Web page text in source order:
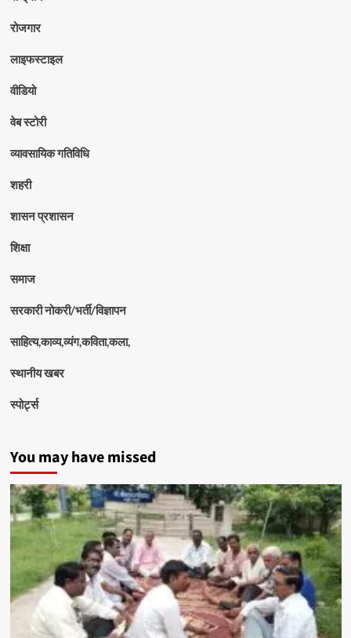
रोजगार
लाइफस्टाइल
वीडियो
वेब स्टोरी
व्यावसायिक गतिविधि
शहरी
शासन प्रशासन
शिक्षा
समाज
सरकारी नोकरी/भर्ती/विज्ञापन
साहित्य,काव्य,व्यंग,कविता,कला,
स्थानीय खबर
स्पोर्ट्स
You may have missed